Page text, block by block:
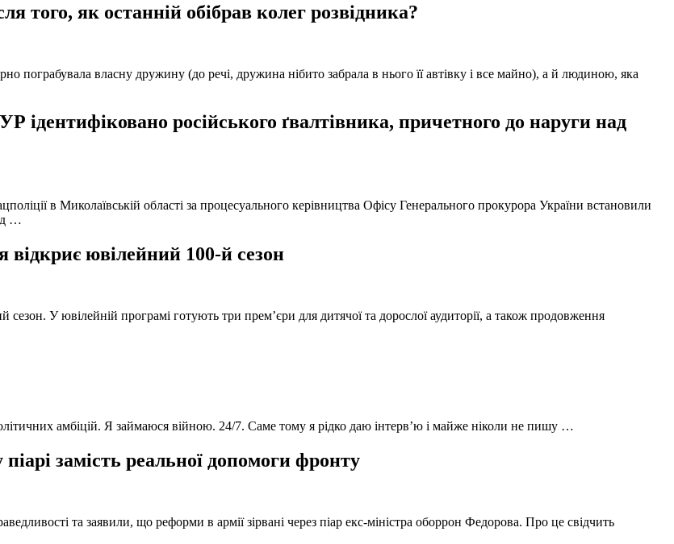
того, як останній обібрав колег розвідника?
пограбувала власну дружину (до речі, дружина нібито забрала в нього її автівку і все майно), а й людиною, яка
російського ґвалтівника, причетного до наруги над
в Миколаївській області за процесуального керівництва Офісу Генерального прокурора України встановили
…
ювілейний 100-й сезон
У ювілейній програмі готують три прем’єри для дитячої та дорослої аудиторії, а також продовження
амбіцій. Я займаюся війною. 24/7. Саме тому я рідко даю інтерв’ю і майже ніколи не пишу …
замість реальної допомоги фронту
та заявили, що реформи в армії зірвані через піар екс-міністра оборрон Федорова. Про це свідчить